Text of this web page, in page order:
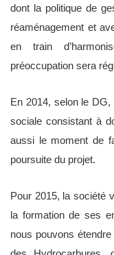
dont la politique de
réaménagement et
en train
préoccupation sera
En 2014, selon le
sociale consistant à
aussi le moment de
poursuite du projet.
Pour 2015, la société
la formation de ses
nous pouvons